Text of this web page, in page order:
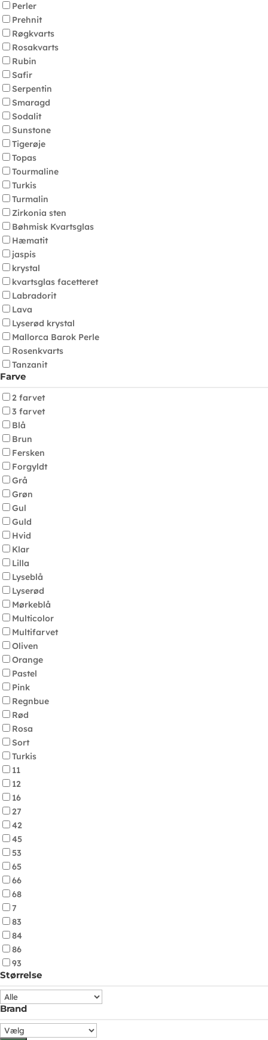
Perler
Prehnit
Røgkvarts
Rosakvarts
Rubin
Safir
Serpentin
Smaragd
Sodalit
Sunstone
Tigerøje
Topas
Tourmaline
Turkis
Turmalin
Zirkonia sten
Bøhmisk Kvartsglas
Hæmatit
jaspis
krystal
kvartsglas facetteret
Labradorit
Lava
Lyserød krystal
Mallorca Barok Perle
Rosenkvarts
Tanzanit
Farve
2 farvet
3 farvet
Blå
Brun
Fersken
Forgyldt
Grå
Grøn
Gul
Guld
Hvid
Klar
Lilla
Lyseblå
Lyserød
Mørkeblå
Multicolor
Multifarvet
Oliven
Orange
Pastel
Pink
Regnbue
Rød
Rosa
Sort
Turkis
11
12
16
27
42
45
53
65
66
68
7
83
84
86
93
Størrelse
Brand